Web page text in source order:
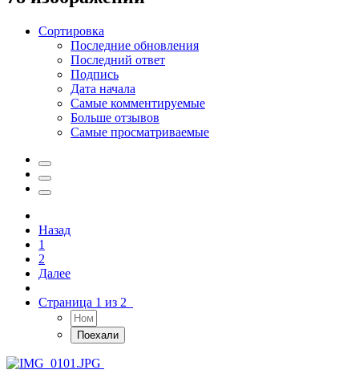
Сортировка
Последние обновления
Последний ответ
Подпись
Дата начала
Самые комментируемые
Больше отзывов
Самые просматриваемые
Назад
1
2
Далее
Страница 1 из 2